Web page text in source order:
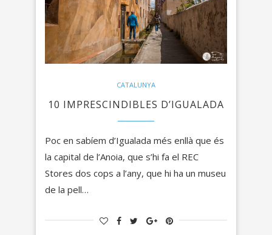
CATALUNYA
10 IMPRESCINDIBLES D’IGUALADA
Poc en sabíem d’Igualada més enllà que és
la capital de l’Anoia, que s’hi fa el REC
Stores dos cops a l’any, que hi ha un museu
de la pell…